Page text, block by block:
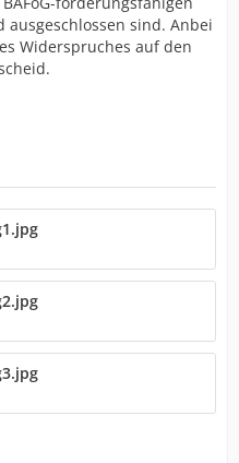
ausgeschlossen sind. Anbei
Widerspruches auf den